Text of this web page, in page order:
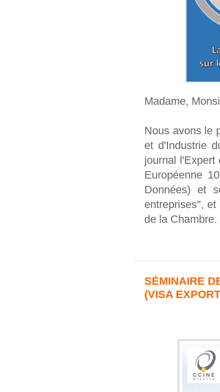
Madame,
Nous avons le
et d'Industrie
journal
Européenne
Données) et
entreprises",
de la Chambre.
SÉMINAIRE
(VISA